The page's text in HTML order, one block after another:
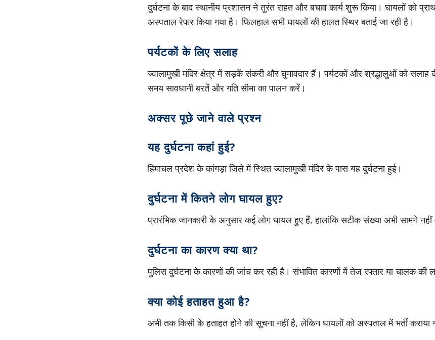
दुर्घटना के बाद स्थानीय प्रशासन ने तुरंत राहत और बचाव कार्य शुरू किया। घायलों को
अस्पताल रेफर किया गया है। फिलहाल सभी घायलों की हालत स्थिर बताई जा रही है।
पर्यटकों के लिए सलाह
ज्वालामुखी मंदिर क्षेत्र में सड़कें संकरी और घुमावदार हैं। पर्यटकों और श्रद्धालुओं को सलाह
समय सावधानी बरतें और गति सीमा का पालन करें।
अक्सर पूछे जाने वाले प्रश्न
यह दुर्घटना कहां हुई?
हिमाचल प्रदेश के कांगड़ा जिले में स्थित ज्वालामुखी मंदिर के पास यह दुर्घटना हुई।
दुर्घटना में कितने लोग घायल हुए?
प्रारंभिक जानकारी के अनुसार कई लोग घायल हुए हैं, हालांकि सटीक संख्या अभी सामने
दुर्घटना का कारण क्या था?
पुलिस दुर्घटना के कारणों की जांच कर रही है। संभावित कारणों में तेज रफ्तार या चालक की
क्या कोई हताहत हुआ है?
अभी तक किसी के हताहत होने की सूचना नहीं है, लेकिन घायलों को अस्पताल में भर्ती कराया